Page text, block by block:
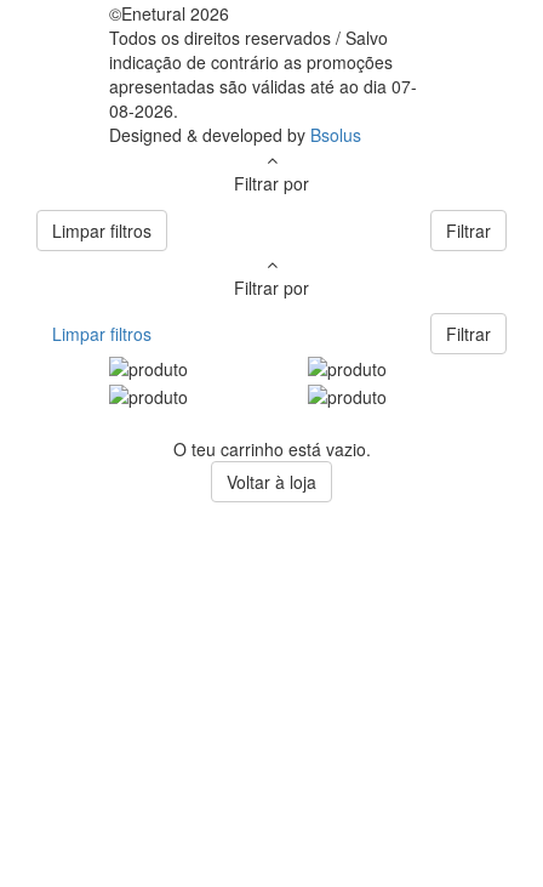
©Enetural 2026
Todos os direitos reservados / Salvo
indicação de contrário as promoções
apresentadas são válidas até ao dia 07-
08-2026.
Designed & developed by Bsolus
Filtrar por
Limpar filtros
Filtrar
Filtrar por
Limpar filtros
Filtrar
O teu carrinho está vazio.
Voltar à loja